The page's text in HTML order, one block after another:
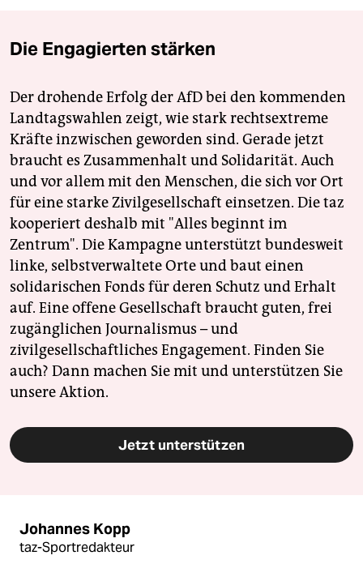
Die Engagierten stärken
Der drohende Erfolg der AfD bei den kommenden
Landtagswahlen zeigt, wie stark rechtsextreme
Kräfte inzwischen geworden sind. Gerade jetzt
braucht es Zusammenhalt und Solidarität. Auch
und vor allem mit den Menschen, die sich vor Ort
für eine starke Zivilgesellschaft einsetzen. Die taz
kooperiert deshalb mit "Alles beginnt im
Zentrum". Die Kampagne unterstützt bundesweit
linke, selbstverwaltete Orte und baut einen
solidarischen Fonds für deren Schutz und Erhalt
auf. Eine offene Gesellschaft braucht guten, frei
zugänglichen Journalismus – und
zivilgesellschaftliches Engagement. Finden Sie
auch? Dann machen Sie mit und unterstützen Sie
unsere Aktion.
Jetzt unterstützen
Johannes Kopp
taz-Sportredakteur